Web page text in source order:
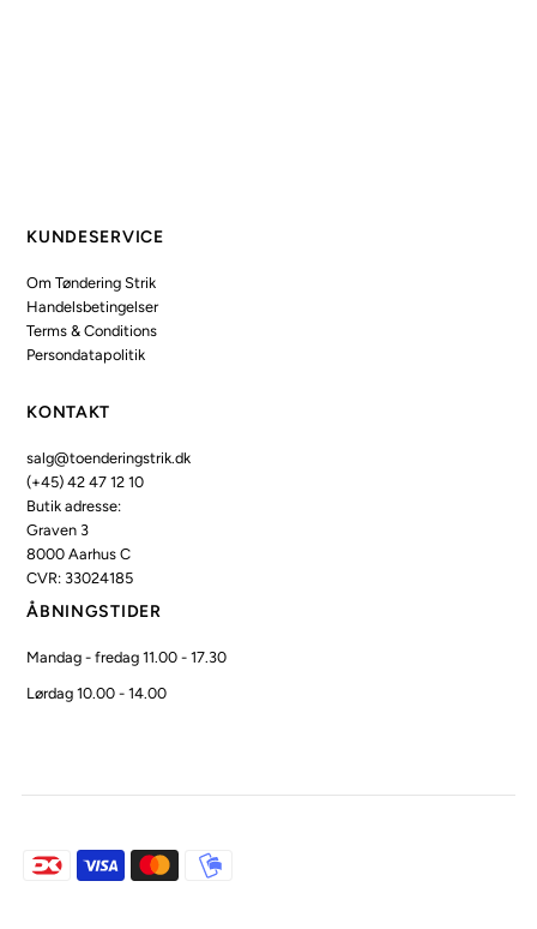
KUNDESERVICE
Om Tøndering Strik
Handelsbetingelser
Terms & Conditions
Persondatapolitik
KONTAKT
salg@toenderingstrik.dk
(+45) 42 47 12 10
Butik adresse:
Graven 3
8000 Aarhus C
CVR: 33024185
ÅBNINGSTIDER
Mandag - fredag 11.00 - 17.30
Lørdag 10.00 - 14.00